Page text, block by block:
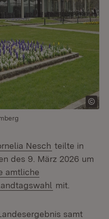
Nesch (Öffnet in
teilte in
des 9. März 2026 um
amtliche
neuem Fenster)(Öffnet in
mit.
samt